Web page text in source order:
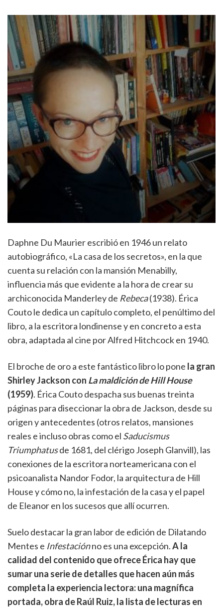
Daphne Du Maurier escribió en 1946 un relato
autobiográfico, «La casa de los secretos», en la que
cuenta su relación con la mansión Menabilly,
influencia más que evidente a la hora de crear su
archiconocida Manderley de Rebeca(1938). Érica
Couto le dedica un capítulo completo, el penúltimo del
libro, a la escritora londinense y en concreto a esta
obra, adaptada al cine por Alfred Hitchcock en 1940.
El broche de oro a este fantástico libro lo pone la gran
Shirley Jackson con La maldición de Hill House
(1959). Érica Couto despacha sus buenas treinta
páginas para diseccionar la obra de Jackson, desde su
origen y antecedentes (otros relatos, mansiones
reales e incluso obras como el Saducismus
Triumphatusde 1681, del clérigo Joseph Glanvill), las
conexiones de la escritora norteamericana con el
psicoanalista Nandor Fodor, la arquitectura de Hill
House y cómo no, la infestación de la casa y el papel
de Eleanor en los sucesos que allí ocurren.
Suelo destacar la gran labor de edición de Dilatando
Mentes e Infestaciónno es una excepción.A la
calidad del contenido que ofrece Érica hay que
sumar una serie de detalles que hacen aún más
completa la experiencia lectora: una magnífica
portada, obra de Raúl Ruiz, la lista de lecturas en